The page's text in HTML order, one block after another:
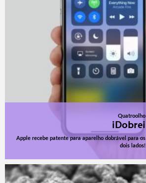
Quatroolho
iDobrei
Apple recebe patente para aparelho dobrável para os
dois lados!